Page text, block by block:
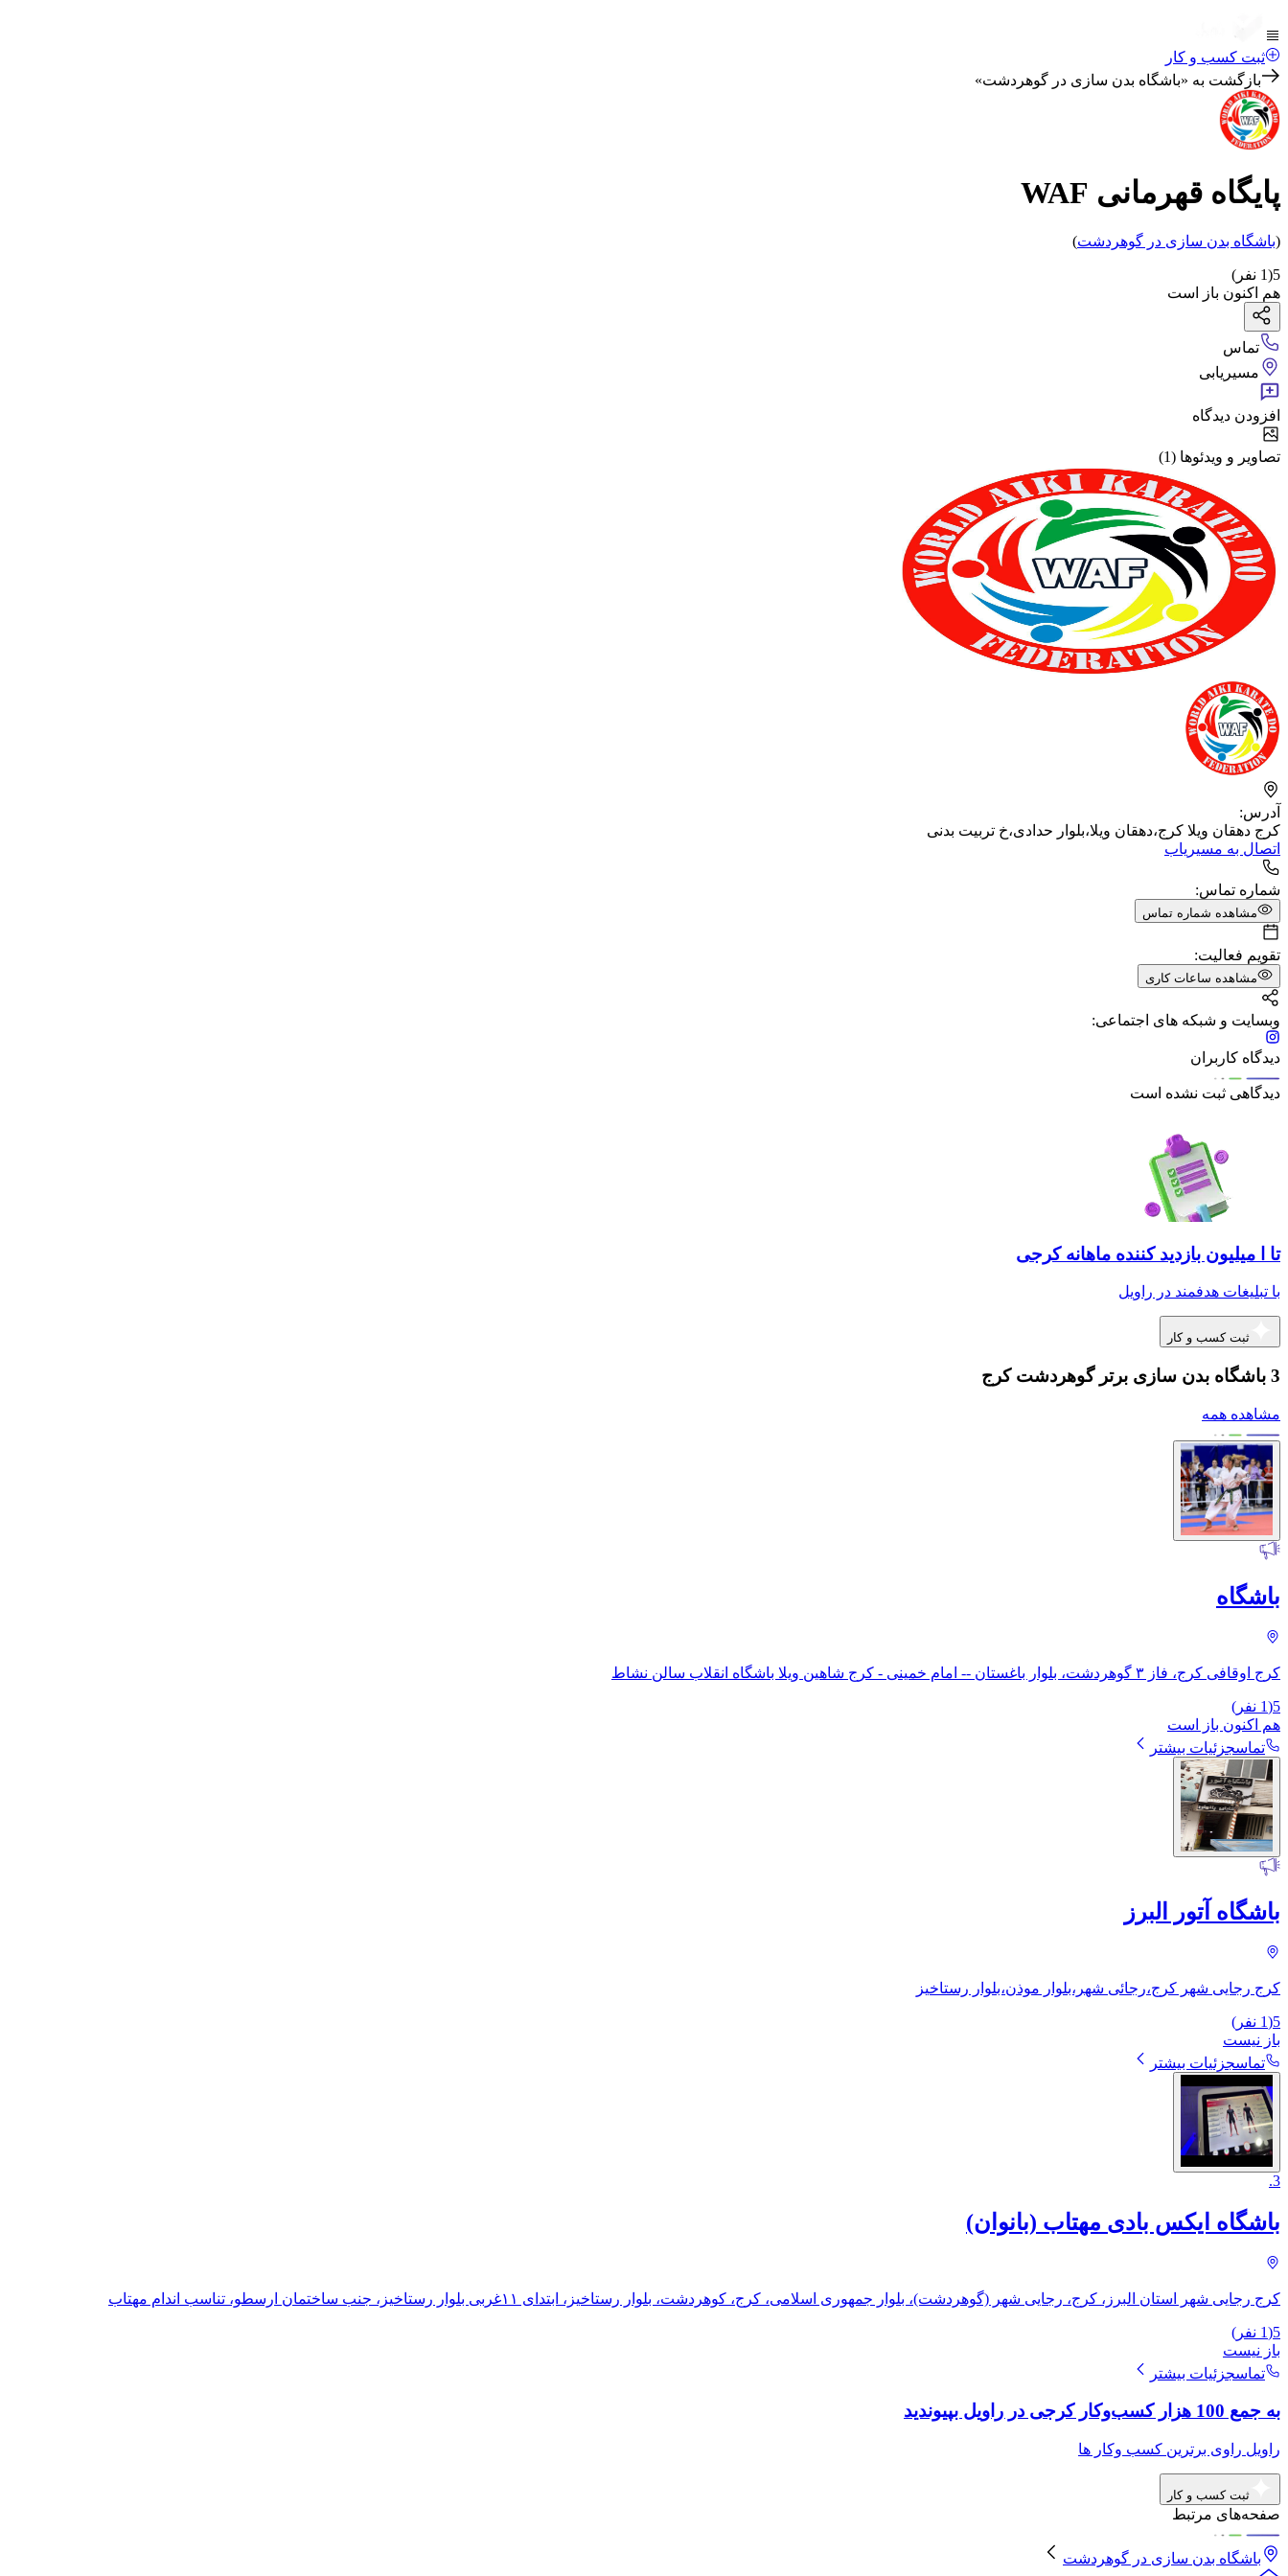
ثبت کسب و کار
بازگشت به «باشگاه بدن سازی در گوهردشت»
پایگاه قهرمانی WAF
(باشگاه بدن سازی در گوهردشت)
5
(
1 نفر)
هم اکنون باز است
تماس
مسیریابی
افزودن دیدگاه
تصاویر و ویدئوها (1)
آدرس:
کرج دهقان ویلا کرج،دهقان ویلا،بلوار حدادی،خ تربیت بدنی
اتصال به مسیریاب
شماره تماس:
مشاهده شماره تماس
تقویم فعالیت:
مشاهده ساعات کاری
وبسایت و شبکه های اجتماعی:
دیدگاه کاربران
دیدگاهی ثبت نشده است
تا ا میلیون بازدید کننده ماهانه کرجی
با تبلیغات هدفمند در راویل
ثبت کسب و کار
3 باشگاه بدن سازی برتر گوهردشت کرج
مشاهده همه
باشگاه
کرج اوقافی کرج، فاز ۳ گوهردشت، بلوار باغستان -- امام خمینی - کرج شاهین ویلا باشگاه انقلاب سالن نشاط
5
(
1 نفر)
هم اکنون باز است
تماسجزئیات بیشتر
باشگاه آتور البرز
کرج رجایی شهر کرج،رجائی شهر،بلوار موذن،بلوار رستاخیز
5
(
1 نفر)
باز نیست
تماسجزئیات بیشتر
3
.
باشگاه ایکس بادی مهتاب (بانوان)
کرج رجایی شهر استان البرز، کرج، رجایی شهر (گوهردشت)، بلوار جمهوری اسلامی، ​كرج، كوهردشت، بلوار رستاخيز، ابتداى ١١غربى بلوار رستاخيز، جنب ساختمان ارسطو، تناسب اندام مهتاب
5
(
1 نفر)
باز نیست
تماسجزئیات بیشتر
به جمع 100 هزار کسب‌وکار کرجی در راویل بپیوندید
راویل راوی برترین کسب وکار ها
ثبت کسب و کار
صفحه‌های مرتبط
باشگاه بدن سازی در گوهردشت